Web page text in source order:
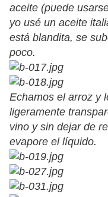
aceite (puede
yo usé un aceite
está blandita, se
poco.
Echamos el arroz y
ligeramente
vino y sin dejar de
evapore el líquido.